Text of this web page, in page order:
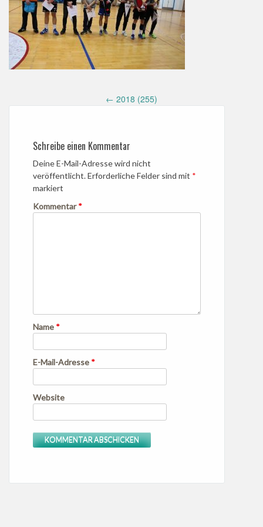
navigation
← 2018 (255)
Schreibe einen Kommentar
Deine E-Mail-Adresse wird nicht
veröffentlicht.Erforderliche Felder sind mit *
markiert
Kommentar*
Name *
E-Mail-Adresse *
Website